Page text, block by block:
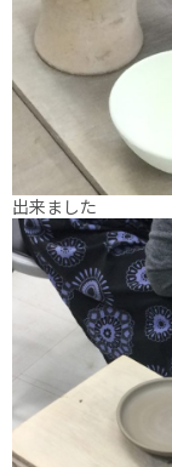
出来ました